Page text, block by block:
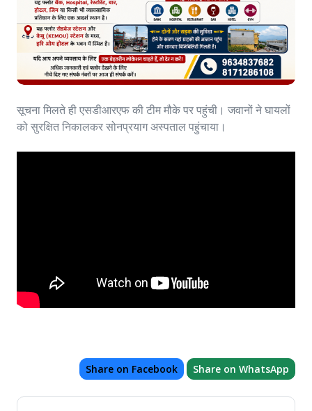
सूचना मिलते ही एसडीआरएफ की टीम मौके पर पहुंची। जवानों ने घायलों
को सुरक्षित निकालकर सोनप्रयाग अस्पताल पहुंचाया।
Share on Facebook Share on WhatsApp